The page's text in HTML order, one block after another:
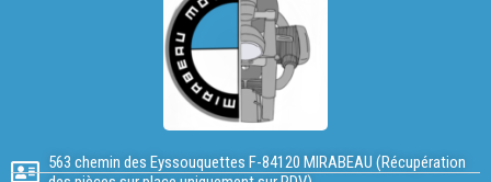
563 chemin des Eyssouquettes F-84120 MIRABEAU (Récupération